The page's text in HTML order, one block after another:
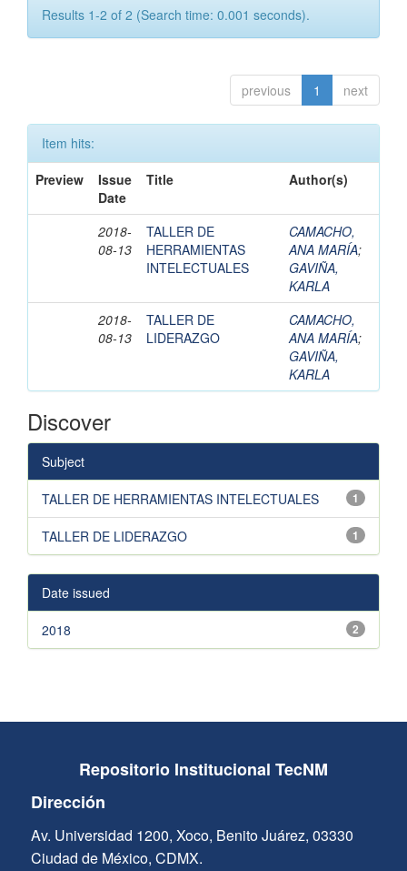
Results 1-2 of 2 (Search time: 0.001 seconds).
previous 1 next
Item hits:
Preview
Issue
Date
Title Author(s)
2018-
08-13
TALLER DE
HERRAMIENTAS
INTELECTUALES
CAMACHO,
ANA MARÍA;
GAVIÑA,
KARLA
2018-
08-13
TALLER DE
LIDERAZGO
CAMACHO,
ANA MARÍA;
GAVIÑA,
KARLA
Discover
Subject
1
TALLER DE HERRAMIENTAS INTELECTUALES
1
TALLER DE LIDERAZGO
Date issued
2
2018
Repositorio Institucional TecNM
Dirección
Av. Universidad 1200, Xoco, Benito Juárez, 03330
Ciudad de México, CDMX.